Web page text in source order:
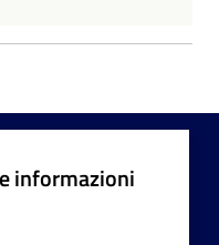
informazioni